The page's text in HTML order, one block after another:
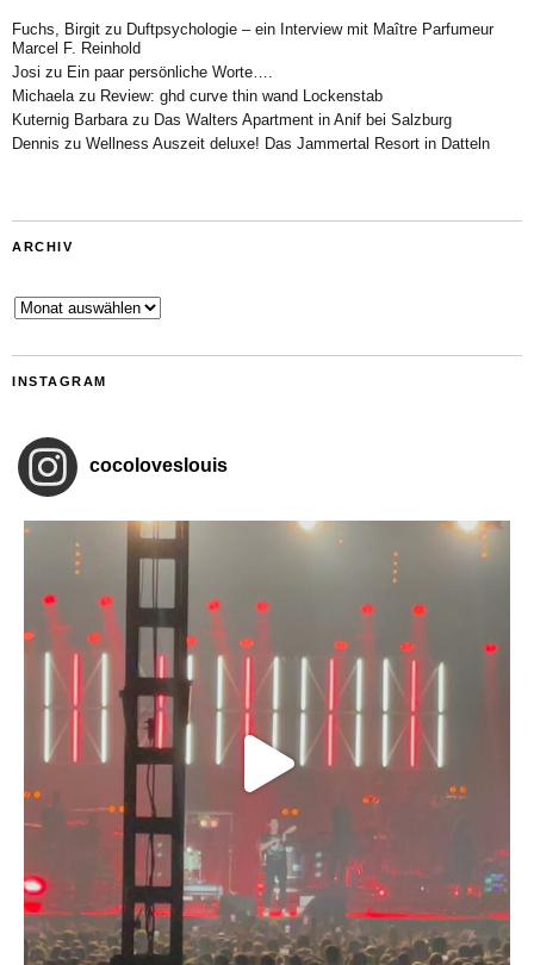
Fuchs, Birgit zu Duftpsychologie – ein Interview mit Maître Parfumeur
Marcel F. Reinhold
Josi zu Ein paar persönliche Worte….
Michaela zu Review: ghd curve thin wand Lockenstab
Kuternig Barbara zu Das Walters Apartment in Anif bei Salzburg
Dennis zu Wellness Auszeit deluxe! Das Jammertal Resort in Datteln
ARCHIV
Archiv
INSTAGRAM
cocoloveslouis